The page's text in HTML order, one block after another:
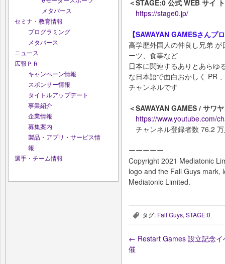
メタバース
セミナ・教育情報
プログラミング
メタバース
ニュース
広報ＰＲ
キャンペーン情報
スポンサー情報
タイトルアップデート
事業紹介
企業情報
募集案内
製品・アプリ・サービス情
報
選手・チーム情報
＜STAGE:0 公式 WEB サイ
https://stage0.jp/
【SAWAYAN GAMESさんプ
高学歴外国人の仲良し兄弟
ーツ、食事など
日本に関連するありとあらゆ
な日本語で面白おかしく PR
チャンネルです
＜SAWAYAN GAMES / サワ
https://www.youtube.com/
チャンネル登録者数 76.2
ーーーーー
Copyright 2021 Mediatonic
logo and the Fall Guys mark,
Mediatonic Limited.
, タグ: Fall Guys, STAGE:0
← Restart Games 設立記念
催